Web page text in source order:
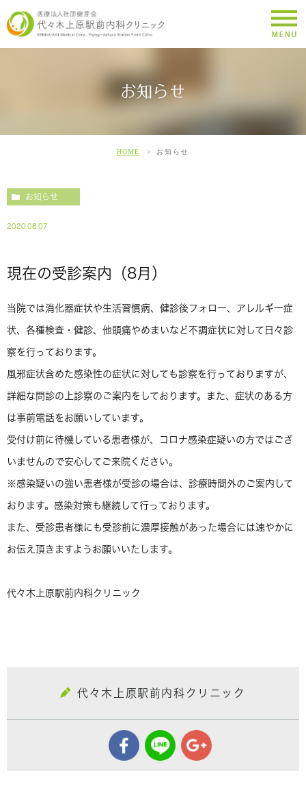
お知らせ
HOME お知らせ
お知らせ
2020.08.07
現在の受診案内（8月）
当院では消化器症状や生活習慣病、健診後フォロー、アレルギー症
状、各種検査・健診、他頭痛やめまいなど不調症状に対して日々診
察を行っております。
風邪症状含めた感染性の症状に対しても診察を行っておりますが、
詳細な問診の上診察のご案内をしております。また、症状のある方
は事前電話をお願いしています。
受付け前に待機している患者様が、コロナ感染症疑いの方ではござ
いませんので安心してご来院ください。
※感染疑いの強い患者様が受診の場合は、診療時間外のご案内して
おります。感染対策も継続して行っております。
また、受診患者様にも受診前に濃厚接触があった場合には速やかに
お伝え頂きますようお願いいたします。
代々木上原駅前内科クリニック
代々木上原駅前内科クリニック